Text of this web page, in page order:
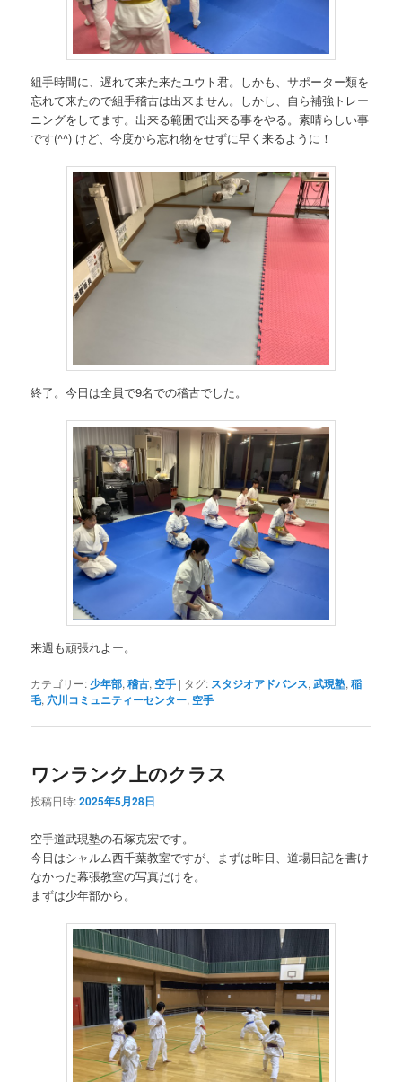
組手時間に、遅れて来た来たユウト君。しかも、サポーター類を
忘れて来たので組手稽古は出来ません。しかし、自ら補強トレー
ニングをしてます。出来る範囲で出来る事をやる。素晴らしい事
です(^^) けど、今度から忘れ物をせずに早く来るように！
終了。今日は全員で9名での稽古でした。
来週も頑張れよー。
カテゴリー:少年部,稽古, 空手 | タグ: スタジオアドバンス,武現塾,稲
毛, 穴川コミュニティーセンター, 空手
ワンランク上のクラス
投稿日時:2025年5月28日
空手道武現塾の石塚克宏です。
今日はシャルム西千葉教室ですが、まずは昨日、道場日記を書け
なかった幕張教室の写真だけを。
まずは少年部から。